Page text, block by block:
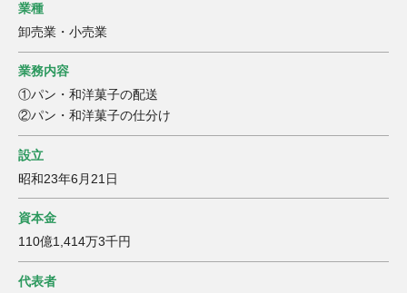
業種
卸売業・小売業
業務内容
①パン・和洋菓子の配送
②パン・和洋菓子の仕分け
設立
昭和23年6月21日
資本金
110億1,414万3千円
代表者